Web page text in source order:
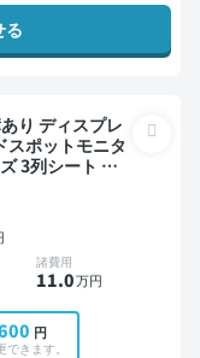
る
スポットモニタ
3列シート ス
諸費用
11.0万円
円
きます。